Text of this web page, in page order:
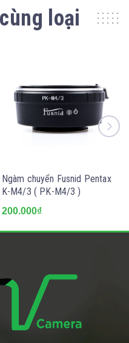
loại
Ngàm chuyển Fusnid Pentax
K-M4/3 ( PK-M4/3 )
200.000₫